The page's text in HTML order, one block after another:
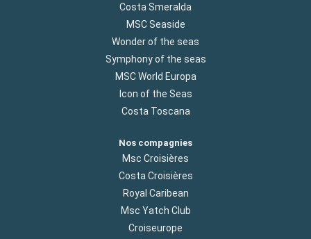
Costa Smeralda
MSC Seaside
Wonder of the seas
Symphony of the seas
MSC World Europa
Icon of the Seas
Costa Toscana
Nos compagnies
Msc Croisières
Costa Croisières
Royal Caribean
Msc Yatch Club
Croiseurope